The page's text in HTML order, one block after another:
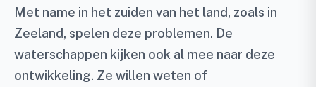
Met name in het zuiden van het land, zoals in
Zeeland, spelen deze problemen. De
waterschappen kijken ook al mee naar deze
ontwikkeling. Ze willen weten of